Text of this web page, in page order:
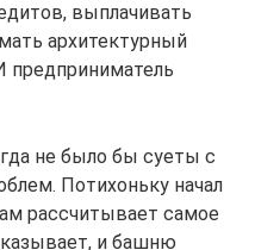
выплачивать
архитектурный
предприниматель
не было бы суеты с
Потихоньку начал
рассчитывает самое
и башню